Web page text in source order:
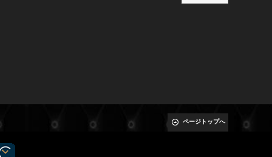
ページトップへ